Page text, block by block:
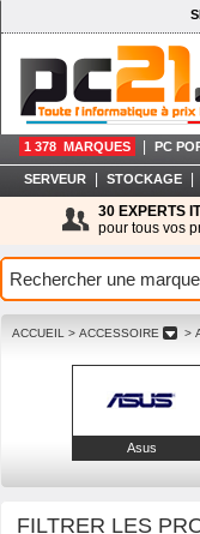
1 378 MARQUES PC
SERVEUR STOCKAGE
30 EXPERTS IT
pour tous vos
ACCUEIL > ACCESSOIRE >
Asus
FILTRER LES